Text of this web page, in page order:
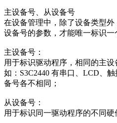
主设备号、从设备号
在设备管理中，除了设备类型
设备号的参数，才能唯一标识
主设备号：
用于标识驱动程序，相同的主
如：S3C2440 有串口、LCD、
备号各不相同；
从设备号：
用于标识同一驱动程序的不同硬